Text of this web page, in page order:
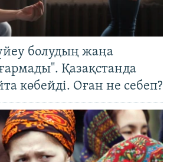
болудың жаңа
Қазақстанда
көбейді. Оған не себеп?